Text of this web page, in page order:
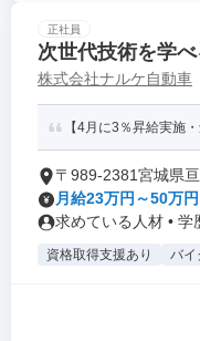
正社員
次世代技術を学
株式会社ナルケ自動車
【4月に3％昇給実施
〒989-2381宮城県
月給23万円～50万円
求めている人材 • 学
資格取得支援あり バイ